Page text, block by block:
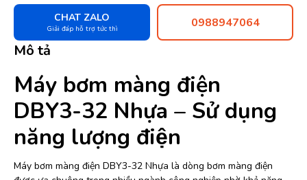
CHAT ZALO
Giải đáp hỗ trợ tức thì 0988947064
Mô tả
Máy bơm màng điện
DBY3-32 Nhựa – Sử dụng
năng lượng điện
Máy bơm màng điện DBY3-32 Nhựa là dòng bơm màng điện